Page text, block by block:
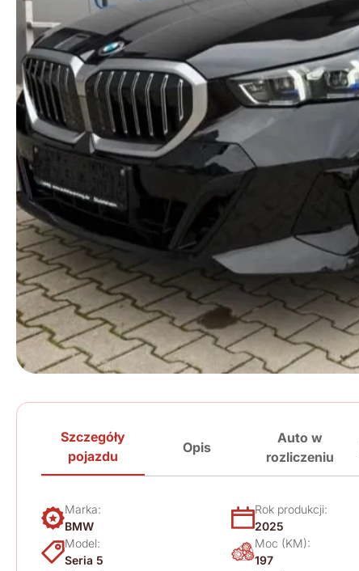
Szczegóły
pojazdu
Opis
Auto w
rozliczeniu
Marka:
BMW
Rok produkcji:
2025
Model:
Seria 5
Moc (KM):
197